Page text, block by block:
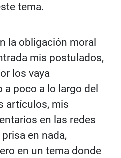
tema.
la obligación moral
mis postulados,
los vaya
poco a lo largo del
artículos, mis
en las redes
en nada,
en un tema donde